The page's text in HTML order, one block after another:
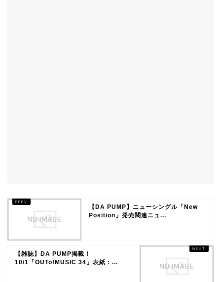
【DA PUMP】ニューシングル「New
Position」発売関連ニュ...
【雑誌】DA PUMP掲載！
10/1「OUTofMUSIC 34」表紙：...